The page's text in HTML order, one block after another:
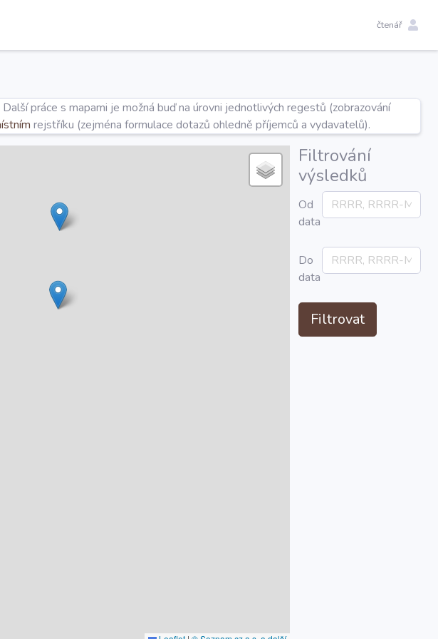
čtenář
práce s mapami je možná buď na úrovni jednotlivých regestů (zobrazování
rejstříku (zejména formulace dotazů ohledně příjemců a vydavatelů).
Filtrování
výsledků
Od
data
Do
data
Filtrovat